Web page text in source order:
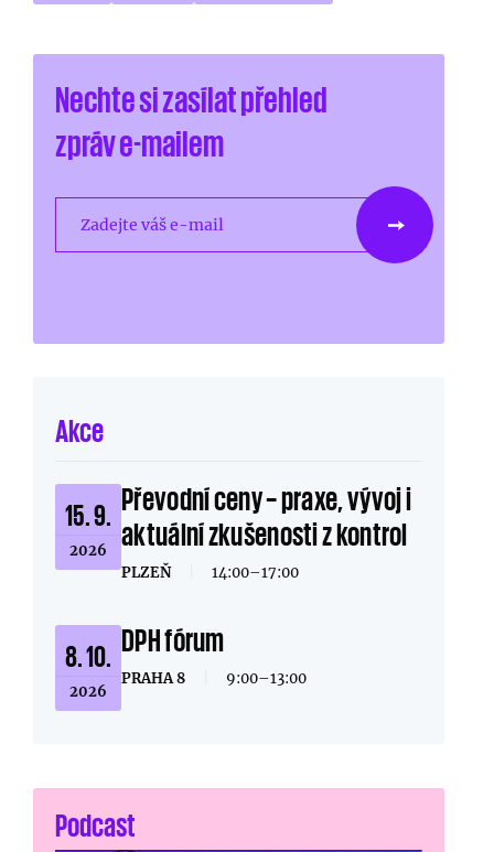
Nechte si zasílat přehled
zpráv e-mailem
Zadejte váš e-mail
Akce
15. 9.
2026
Převodní ceny – praxe, vývoj i
aktuální zkušenosti z kontrol
PLZEŇ 14:00–17:00
8. 10.
2026
DPH fórum
PRAHA 8 9:00–13:00
Podcast